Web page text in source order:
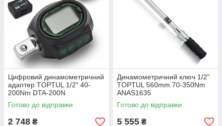
Цифровий динамометричний
адаптер TOPTUL 1/2" 40-
200Nm DTA-200N
Готово до відправки
2 748 ₴
Динамометричний ключ 1/2"
TOPTUL 560mm 70-350Nm
ANAS1635
Готово до відправки
5 555 ₴